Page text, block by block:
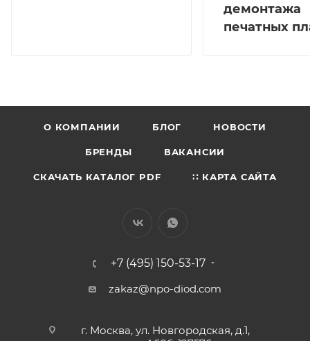
демонтажа
печатных
О КОМПАНИИ БЛОГ НОВОСТИ
БРЕНДЫ ВАКАНСИИ
СКАЧАТЬ КАТАЛОГ PDF ∷ КАРТА САЙТА
+7 (495) 150-53-17
zakaz@npo-diod.com
г. Москва, ул. Новгородская, д.1,